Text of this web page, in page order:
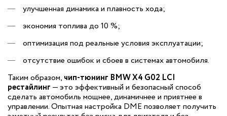
улучшенная динамика и плавность хода;
экономия топлива до 10 %;
оптимизация под реальные условия эксплуатации;
отсутствие ошибок и сбоев в системах автомобиля.
Таким образом, чип-тюнинг BMW X4 G02 LCI
рестайлинг — это эффективный и безопасный способ
сделать автомобиль мощнее, динамичнее и приятнее в
управлении. Опытная настройка DME позволяет получить